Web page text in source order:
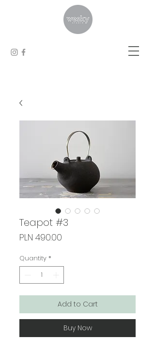
Teapot #3
PLN 490.00
Quantity *
Add to Cart
Buy Now